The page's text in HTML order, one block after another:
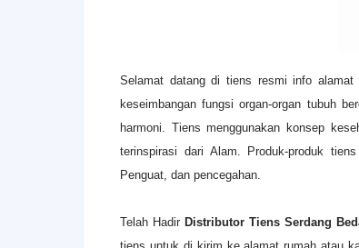
Selamat datang di tiens resmi info alamat
keseimbangan fungsi organ-organ tubuh
harmoni. Tiens menggunakan konsep
terinspirasi dari Alam. Produk-produk
Penguat, dan pencegahan.
Telah Hadir Distributor Tiens Serdang